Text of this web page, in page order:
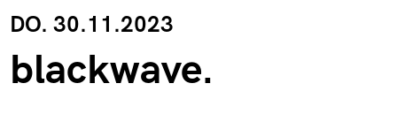
DO. 30.11.2023
blackwave.